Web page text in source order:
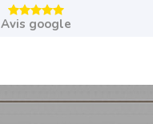
Avis google